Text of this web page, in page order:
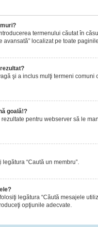
termenului căutat în
avansată” localizat pe toate
şi a inclus mulţi termeni
goală!?
pentru webserver să le
legătura “Caută un membru”.
legătura “Căută mesajele
opţiunile adecvate.